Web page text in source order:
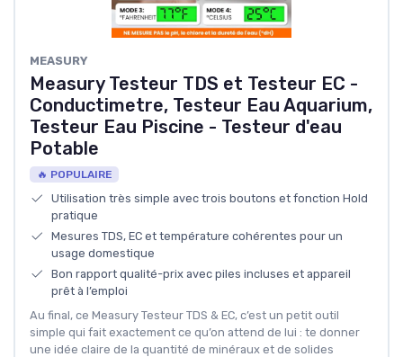
MEASURY
Measury Testeur TDS et Testeur EC -
Conductimetre, Testeur Eau Aquarium,
Testeur Eau Piscine - Testeur d'eau
Potable
🔥 POPULAIRE
Utilisation très simple avec trois boutons et fonction Hold
pratique
Mesures TDS, EC et température cohérentes pour un
usage domestique
Bon rapport qualité-prix avec piles incluses et appareil
prêt à l’emploi
Au final, ce Measury Testeur TDS & EC, c’est un petit outil
simple qui fait exactement ce qu’on attend de lui : te donner
une idée claire de la quantité de minéraux et de solides